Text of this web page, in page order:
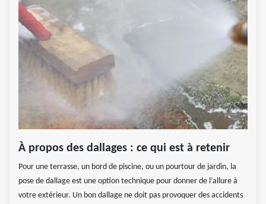
À propos des dallages : ce qui est à retenir
Pour une terrasse, un bord de piscine, ou un pourtour de jardin, la
pose de dallage est une option technique pour donner de l’allure à
votre extérieur. Un bon dallage ne doit pas provoquer des accidents